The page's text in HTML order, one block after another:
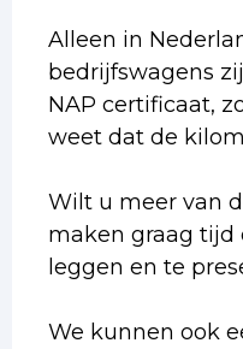
Alleen in
bedrijfswagens
NAP certificaat,
weet dat de
Wilt u meer van
maken graag tijd
leggen en te
We kunnen ook